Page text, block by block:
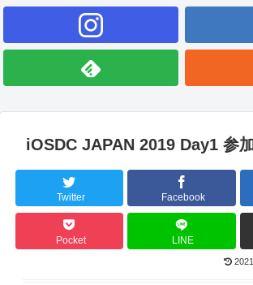
iOSDC JAPAN 2019 Day1 参
Twitter Facebook
Pocket LINE